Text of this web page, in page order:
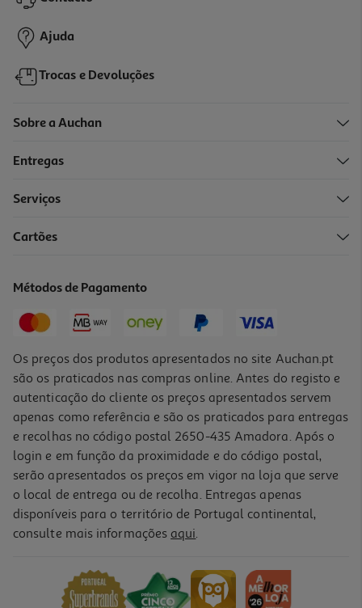
449,99 €
Bundle Tablet Samsung Galaxy Tab A11+ (11" 8gb/256gb Cinza +
249,99 €
Ajuda
Trocas e Devoluções
Sobre a Auchan
Entregas
Serviços
Cartões
Métodos de Pagamento
Os preços dos produtos apresentados no site Auchan.pt
são os praticados nas compras online. Antes do registo e
autenticação do cliente os preços apresentados servem
apenas como referência e são os praticados para entregas
e recolhas no código postal 2650-435 Amadora. Após o
login e em função da proximidade e do código postal,
serão apresentados os preços em vigor na loja que serve
o local de entrega ou de recolha. Entregas apenas
disponíveis para o território de Portugal continental,
consulte mais informações aqui.